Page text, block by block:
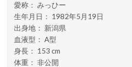
愛称： みっひー
生年月日： 1982年5月19日
出身地： 新潟県
血液型： A型
身長： 153 cm
体重： 非公開